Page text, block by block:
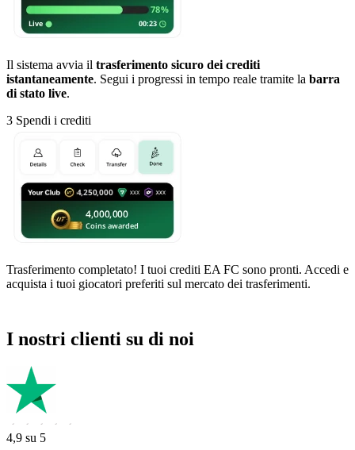
Il sistema avvia il trasferimento sicuro dei crediti
istantaneamente. Segui i progressi in tempo reale tramite la barra
di stato live.
3 Spendi i crediti
Trasferimento completato! I tuoi crediti EA FC sono pronti. Accedi e
acquista i tuoi giocatori preferiti sul mercato dei trasferimenti.
I nostri clienti su di noi
4,9 su 5